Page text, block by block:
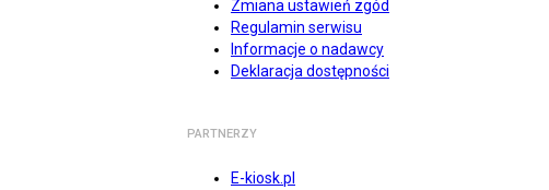
Zmiana ustawień zgód
Regulamin serwisu
Informacje o nadawcy
Deklaracja dostępności
PARTNERZY
E-kiosk.pl